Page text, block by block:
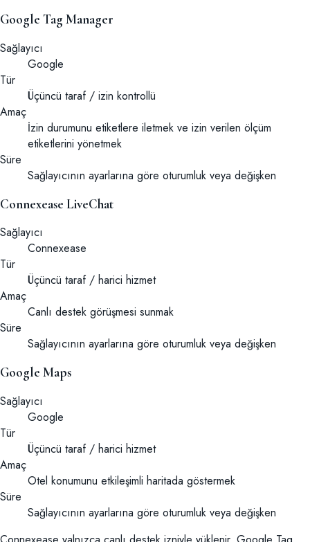
Google Tag Manager
Sağlayıcı
Google
Tür
Üçüncü taraf / izin kontrollü
Amaç
İzin durumunu etiketlere iletmek ve izin verilen ölçüm
etiketlerini yönetmek
Süre
Sağlayıcının ayarlarına göre oturumluk veya değişken
Connexease LiveChat
Sağlayıcı
Connexease
Tür
Üçüncü taraf / harici hizmet
Amaç
Canlı destek görüşmesi sunmak
Süre
Sağlayıcının ayarlarına göre oturumluk veya değişken
Google Maps
Sağlayıcı
Google
Tür
Üçüncü taraf / harici hizmet
Amaç
Otel konumunu etkileşimli haritada göstermek
Süre
Sağlayıcının ayarlarına göre oturumluk veya değişken